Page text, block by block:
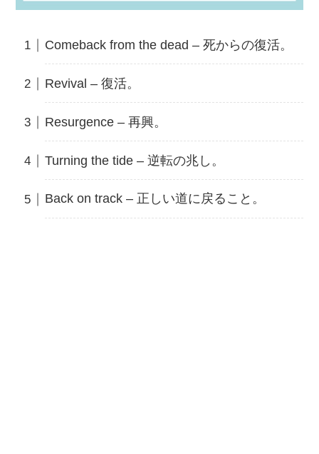
Comeback from the dead – 死からの復活。
Revival – 復活。
Resurgence – 再興。
Turning the tide – 逆転の兆し。
Back on track – 正しい道に戻ること。